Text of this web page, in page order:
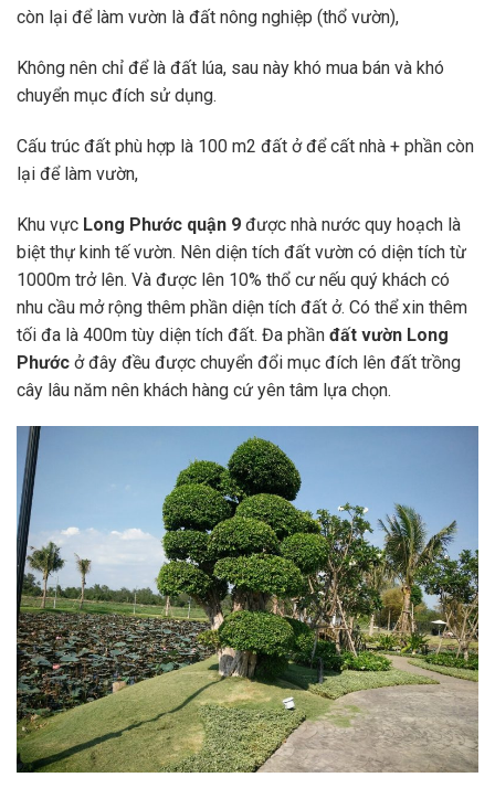
còn lại để làm vườn là đất nông nghiệp (thổ vườn),
Không nên chỉ để là đất lúa, sau này khó mua bán và khó
chuyển mục đích sử dụng.
Cấu trúc đất phù hợp là 100 m2 đất ở để cất nhà + phần còn
lại để làm vườn,
Khu vực Long Phước quận 9 được nhà nước quy hoạch là
biệt thự kinh tế vườn. Nên diện tích đất vườn có diện tích từ
1000m trở lên. Và được lên 10% thổ cư nếu quý khách có
nhu cầu mở rộng thêm phần diện tích đất ở. Có thể xin thêm
tối đa là 400m tùy diện tích đất. Đa phần đất vườn Long
Phước ở đây đều được chuyển đổi mục đích lên đất trồng
cây lâu năm nên khách hàng cứ yên tâm lựa chọn.